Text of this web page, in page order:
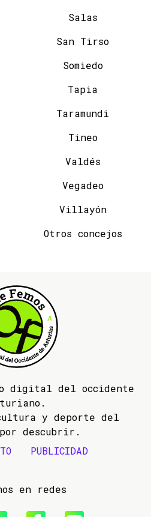
Salas
San Tirso
Somiedo
Tapia
Taramundi
Tineo
Valdés
Vegadeo
Villayón
Otros concejos
digital del occidente
y deporte del
descubrir.
PUBLICIDAD
en redes